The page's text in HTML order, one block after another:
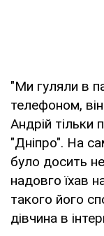
"Ми гуляли в
телефоном,
Андрій
"Дніпро". На
було досить
надовго їхав
такого його
дівчина в